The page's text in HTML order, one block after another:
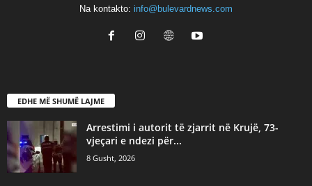
Na kontakto: info@bulevardnews.com
EDHE MË SHUMË LAJME
Arrestimi i autorit të zjarrit në Krujë, 73-
vjeçari e ndezi për...
8 Gusht, 2026